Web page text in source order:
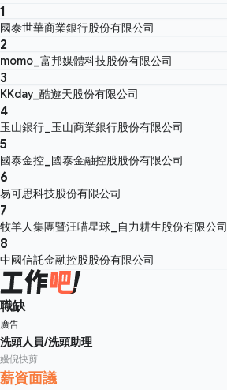
1
國泰世華商業銀行股份有限公司
2
momo_富邦媒體科技股份有限公司
3
KKday_酷遊天股份有限公司
4
玉山銀行_玉山商業銀行股份有限公司
5
國泰金控_國泰金融控股股份有限公司
6
易可思科技股份有限公司
7
牧羊人集團暨汪喵星球_自力耕生股份有限公司
8
中國信託金融控股股份有限公司
職缺
廣告
洗頭人員/洗頭助理
嫚倪快剪
薪資面議